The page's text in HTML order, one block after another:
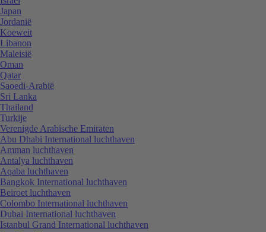
Japan
Jordanië
Koeweit
Libanon
Maleisië
Oman
Qatar
Saoedi-Arabië
Sri Lanka
Thailand
Turkije
Verenigde Arabische Emiraten
Abu Dhabi International luchthaven
Amman luchthaven
Antalya luchthaven
Aqaba luchthaven
Bangkok International luchthaven
Beiroet luchthaven
Colombo International luchthaven
Dubai International luchthaven
Istanbul Grand International luchthaven